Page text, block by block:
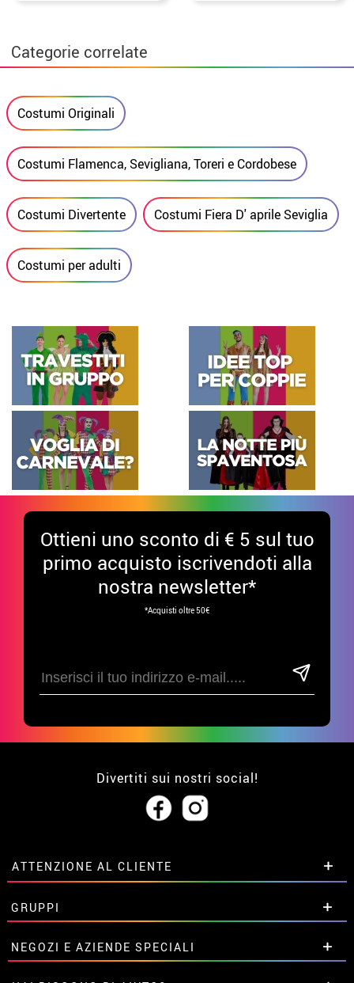
Categorie correlate
Costumi Originali
Costumi Flamenca, Sevigliana, Toreri e Cordobese
Costumi Divertente Costumi Fiera D' aprile Seviglia
Costumi per adulti
Ottieni uno sconto di € 5 sul tuo
primo acquisto iscrivendoti alla
nostra newsletter*
*Acquisti oltre 50€
Divertiti sui nostri social!
ATTENZIONE AL CLIENTE
• Su di noi
• Condizioni di vendita
• Avviso legale privacy
• Attenzione al cliente
GRUPPI
Sconti speciali per gruppi.
Contattaci qui
NEGOZI E AZIENDE SPECIALI